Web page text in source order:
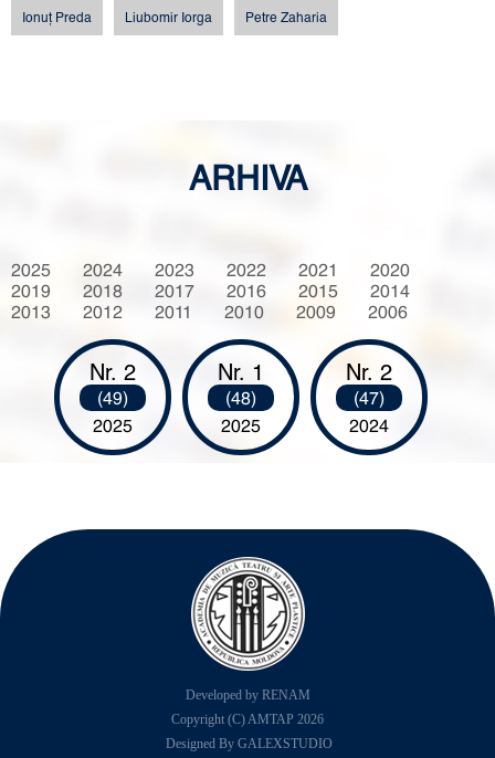
Ionuț Preda Liubomir Iorga Petre Zaharia
ARHIVA
2025 2024 2023 2022 2021
2020
2019
2018 2017 2016 2015
2014
2013
2012 2011 2010 2009 2006
Nr. 2
(49)
2025
Nr. 1
(48)
2025
Nr. 2
(47)
2024
Developed by RENAM
Copyright (C) AMTAP 2026
Designed By GALEXSTUDIO